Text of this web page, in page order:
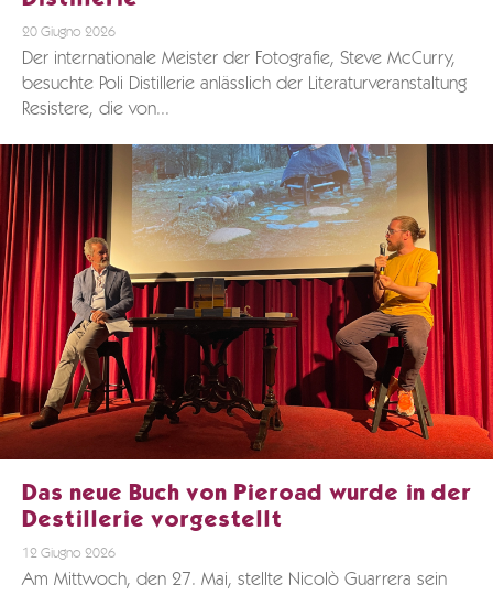
20 Giugno 2026
Der internationale Meister der Fotografie, Steve McCurry,
besuchte Poli Distillerie anlässlich der Literaturveranstaltung
Resistere, die von...
Das neue Buch von Pieroad wurde in der
Destillerie vorgestellt
12 Giugno 2026
Am Mittwoch, den 27. Mai, stellte Nicolò Guarrera sein